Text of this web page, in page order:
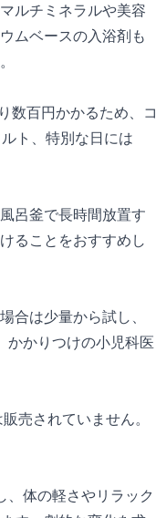
ルチミネラルや美容
ムベースの入浴剤も
数百円かかるため、コ
ト、特別な日には
呂釜で長時間放置す
ることをおすすめし
合は少量から試し、
かかりつけの小児科医
売されていません。
、体の軽さやリラック